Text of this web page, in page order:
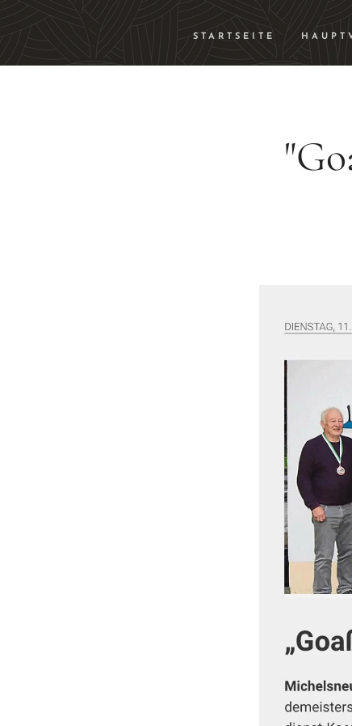
STARTSEITE